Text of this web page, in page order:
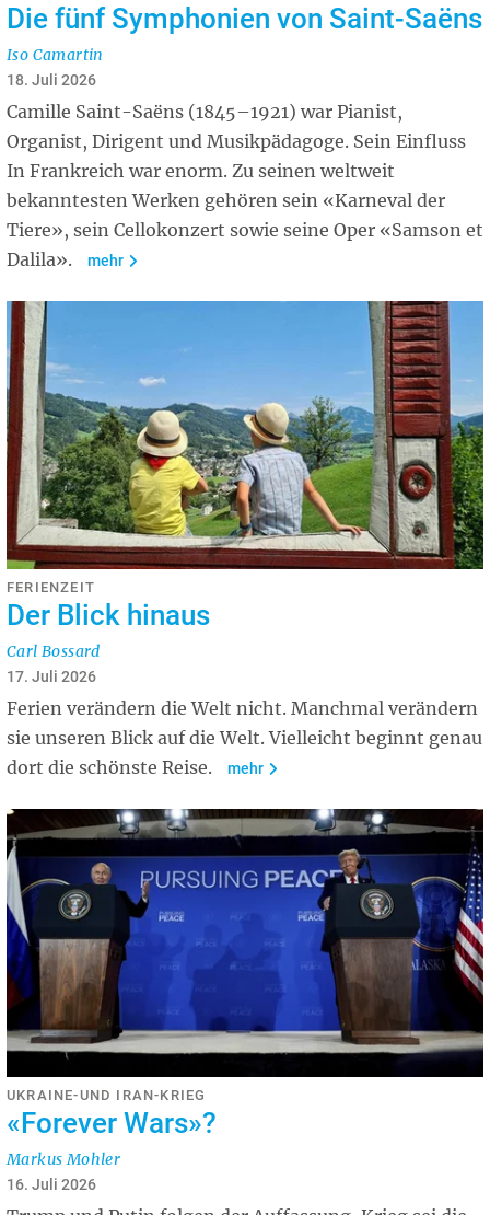
Die fünf Symphonien von Saint-Saëns
Iso Camartin
18. Juli 2026
Camille Saint-Saëns (1845–1921) war Pianist,
Organist, Dirigent und Musikpädagoge. Sein Einfluss
In Frankreich war enorm. Zu seinen weltweit
bekanntesten Werken gehören sein «Karneval der
Tiere», sein Cellokonzert sowie seine Oper «Samson et
Dalila».
mehr
FERIENZEIT
Der Blick hinaus
Carl Bossard
17. Juli 2026
Ferien verändern die Welt nicht. Manchmal verändern
sie unseren Blick auf die Welt. Vielleicht beginnt genau
dort die schönste Reise.
mehr
UKRAINE-UND IRAN-KRIEG
«Forever Wars»?
Markus Mohler
16. Juli 2026